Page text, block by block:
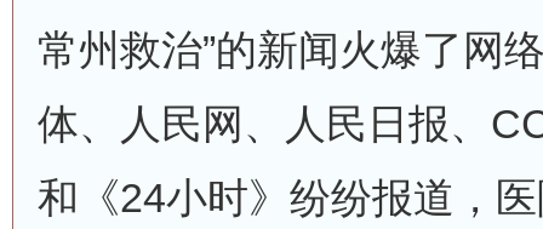
常州救治”的新闻火爆了网
体、人民网、人民日报、
和《24小时》纷纷报道，